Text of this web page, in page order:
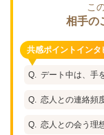
こ
相手の
共感ポイントインタ
デート中は、手
恋人との連絡頻
恋人との会う理